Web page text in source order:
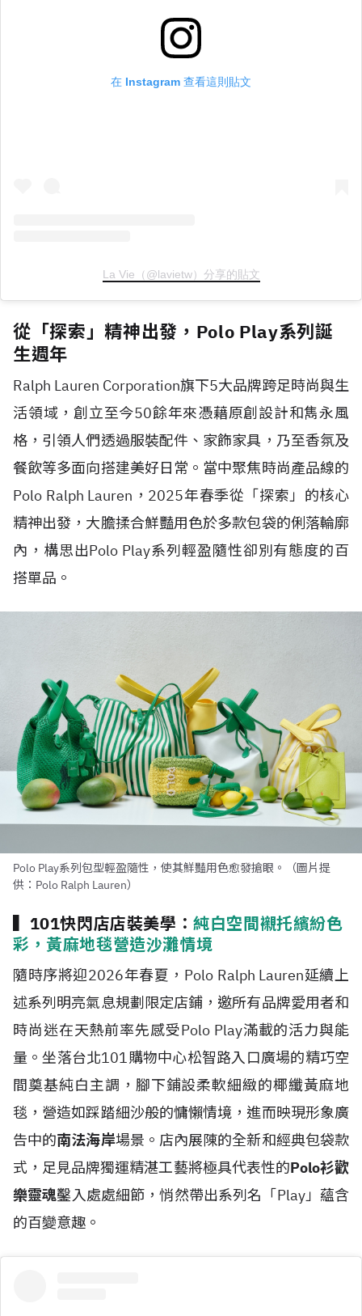
在 Instagram 查看這則貼文
La Vie（@lavietw）分享的貼文
從「探索」精神出發，Polo Play系列誕
生週年
Ralph Lauren Corporation旗下5大品牌跨足時尚與生
活領域，創立至今50餘年來憑藉原創設計和雋永風
格，引領人們透過服裝配件、家飾家具，乃至香氛及
餐飲等多面向搭建美好日常。當中聚焦時尚產品線的
Polo Ralph Lauren，2025年春季從「探索」的核心
精神出發，大膽揉合鮮豔用色於多款包袋的俐落輪廓
內，構思出Polo Play系列輕盈隨性卻別有態度的百
搭單品。
Polo Play系列包型輕盈隨性，使其鮮豔用色愈發搶眼。（圖片提
供：Polo Ralph Lauren）
▍101快閃店店裝美學：純白空間襯托繽紛色
彩，黃麻地毯營造沙灘情境
隨時序將迎2026年春夏，Polo Ralph Lauren延續上
述系列明亮氣息規劃限定店鋪，邀所有品牌愛用者和
時尚迷在天熱前率先感受Polo Play滿載的活力與能
量。坐落台北101購物中心松智路入口廣場的精巧空
間奠基純白主調，腳下鋪設柔軟細緻的椰纖黃麻地
毯，營造如踩踏細沙般的慵懶情境，進而映現形象廣
告中的南法海岸場景。店內展陳的全新和經典包袋款
式，足見品牌獨運精湛工藝將極具代表性的Polo衫歡
樂靈魂鑿入處處細節，悄然帶出系列名「Play」蘊含
的百變意趣。